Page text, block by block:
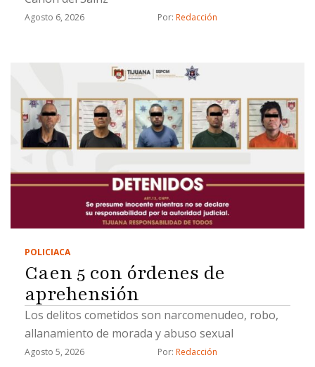
Agosto 6, 2026 Por: Redacción
POLICIACA
Caen 5 con órdenes de
aprehensión
Los delitos cometidos son narcomenudeo, robo,
allanamiento de morada y abuso sexual
Agosto 5, 2026 Por: Redacción